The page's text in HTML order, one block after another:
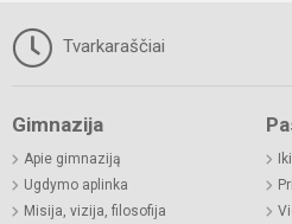
Tvarkaraščiai
Gimnazija
Apie gimnaziją
Ugdymo aplinka
Misija, vizija, filosofija